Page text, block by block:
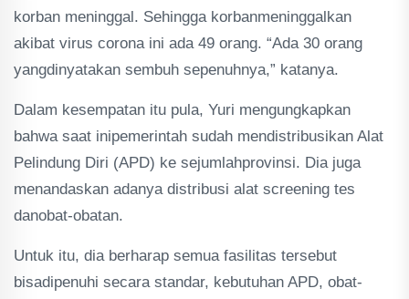
korban meninggal. Sehingga korbanmeninggalkan
akibat virus corona ini ada 49 orang. “Ada 30 orang
yangdinyatakan sembuh sepenuhnya,” katanya.
Dalam kesempatan itu pula, Yuri mengungkapkan
bahwa saat inipemerintah sudah mendistribusikan Alat
Pelindung Diri (APD) ke sejumlahprovinsi. Dia juga
menandaskan adanya distribusi alat screening tes
danobat-obatan.
Untuk itu, dia berharap semua fasilitas tersebut
bisadipenuhi secara standar, kebutuhan APD, obat-